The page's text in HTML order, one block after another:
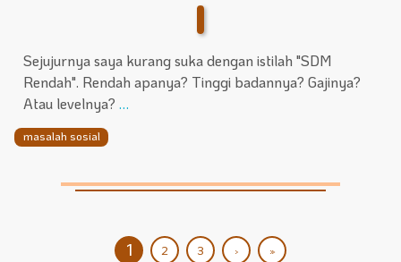
Sejujurnya saya kurang suka dengan istilah "SDM
Rendah". Rendah apanya? Tinggi badannya? Gajinya?
Atau levelnya? …
masalah sosial
1 2 3 › »